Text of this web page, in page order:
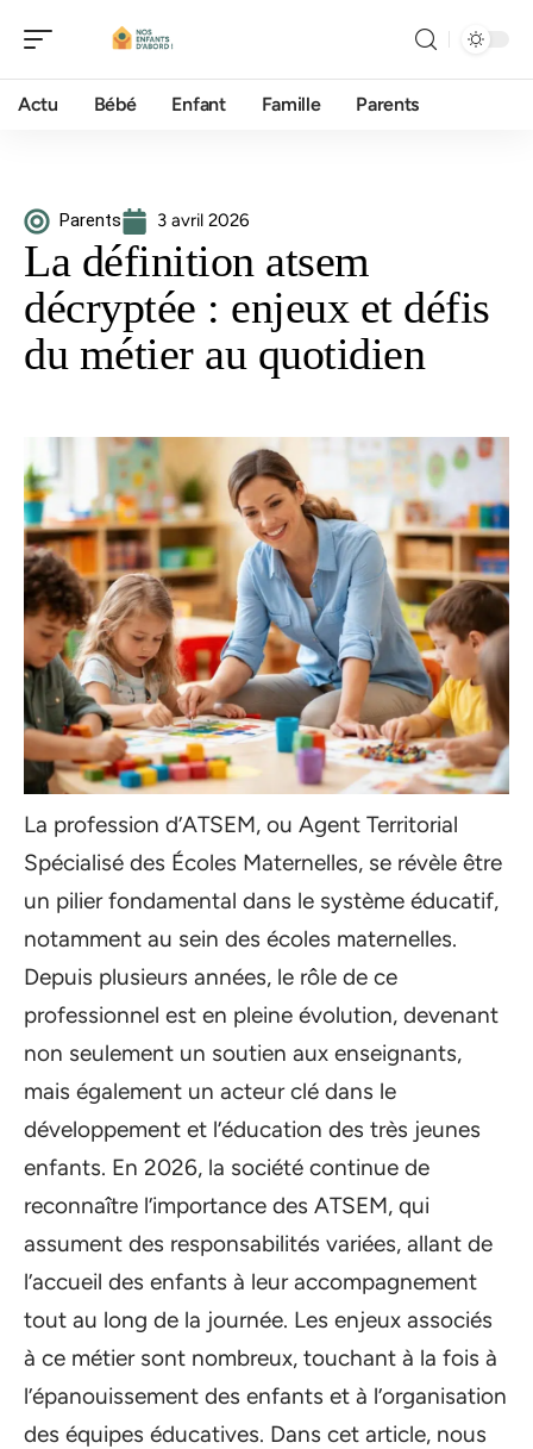
Actu Bébé Enfant Famille Parents
Parents 3 avril 2026
La définition atsem
décryptée : enjeux et défis
du métier au quotidien
La profession d’ATSEM, ou Agent Territorial
Spécialisé des Écoles Maternelles, se révèle être
un pilier fondamental dans le système éducatif,
notamment au sein des écoles maternelles.
Depuis plusieurs années, le rôle de ce
professionnel est en pleine évolution, devenant
non seulement un soutien aux enseignants,
mais également un acteur clé dans le
développement et l’éducation des très jeunes
enfants. En 2026, la société continue de
reconnaître l’importance des ATSEM, qui
assument des responsabilités variées, allant de
l’accueil des enfants à leur accompagnement
tout au long de la journée. Les enjeux associés
à ce métier sont nombreux, touchant à la fois à
l’épanouissement des enfants et à l’organisation
des équipes éducatives. Dans cet article, nous